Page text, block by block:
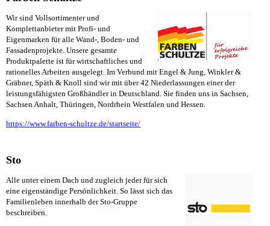
Wir sind Vollsortimenter und
Komplettanbieter mit Profi- und
Eigenmarken für alle Wand-, Boden- und
Fassadenprojekte. Unsere gesamte
Produktpalette ist für wirtschaftliches und
rationelles Arbeiten ausgelegt. Im Verbund mit Engel & Jung, Winkler &
Gräbner, Späth & Knoll sind wir mit über 42 Niederlassungen einer der
leistungsfähigsten Großhändler in Deutschland. Sie finden uns in Sachsen,
Sachsen Anhalt, Thüringen, Nordrhein Westfalen und Hessen.
https://www.farben-schultze.de/startseite/
Sto
Alle unter einem Dach und zugleich jeder für sich
eine eigenständige Persönlichkeit. So lässt sich das
Familienleben innerhalb der Sto-Gruppe
beschreiben.